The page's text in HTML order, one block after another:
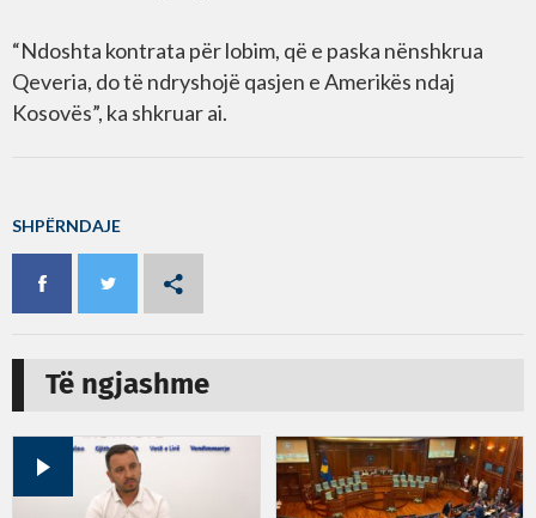
“Ndoshta kontrata për lobim, që e paska nënshkrua
Qeveria, do të ndryshojë qasjen e Amerikës ndaj
Kosovës”, ka shkruar ai.
SHPËRNDAJE
Të ngjashme